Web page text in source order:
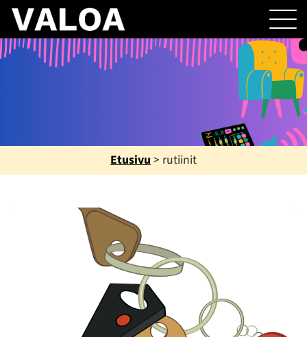
Etusivu > rutiinit